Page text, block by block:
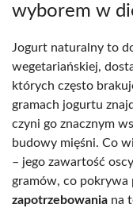
wyborem w
Jogurt naturalny to
wegetariańskiej,
których często
gramach jogurtu
czyni go znacznym
budowy mięśni. Co
– jego zawartość
gramów, co pokrywa
zapotrzebowania na